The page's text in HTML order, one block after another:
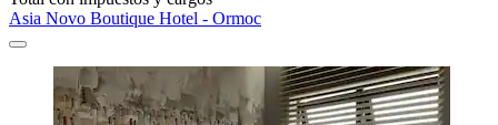
Asia Novo Boutique Hotel - Ormoc